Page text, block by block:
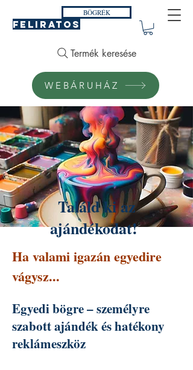
FELIRATOS
BÖGRÉK
Termék keresése
WEBÁRUHÁZ
Találd ki az
ajándékodat!
Ha valami igazán egyedire
vágysz...
Egyedi bögre – személyre
szabott ajándék és hatékony
reklámeszköz